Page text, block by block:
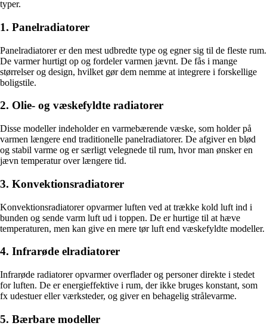
typer.
1. Panelradiatorer
Panelradiatorer er den mest udbredte type og egner sig til de fleste rum.
De varmer hurtigt op og fordeler varmen jævnt. De fås i mange
størrelser og design, hvilket gør dem nemme at integrere i forskellige
boligstile.
2. Olie- og væskefyldte radiatorer
Disse modeller indeholder en varmebærende væske, som holder på
varmen længere end traditionelle panelradiatorer. De afgiver en blød
og stabil varme og er særligt velegnede til rum, hvor man ønsker en
jævn temperatur over længere tid.
3. Konvektionsradiatorer
Konvektionsradiatorer opvarmer luften ved at trække kold luft ind i
bunden og sende varm luft ud i toppen. De er hurtige til at hæve
temperaturen, men kan give en mere tør luft end væskefyldte modeller.
4. Infrarøde elradiatorer
Infrarøde radiatorer opvarmer overflader og personer direkte i stedet
for luften. De er energieffektive i rum, der ikke bruges konstant, som
fx udestuer eller værksteder, og giver en behagelig strålevarme.
5. Bærbare modeller